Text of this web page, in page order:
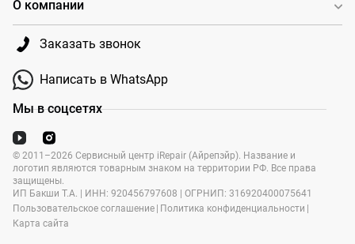
Заказать звонок
Написать в WhatsApp
О компании
Мы в соцсетях
© 2011–2026 Сервисный центр iRepair (Айрепэйр). Название и
логотип являются товарным знаком на территории РФ. Все права
защищены.
ИП Бакши Т.А. | ИНН: 920456797608 | ОГРНИП: 316920400075641
Пользовательское соглашение | Политика конфиденциальности |
Карта сайта